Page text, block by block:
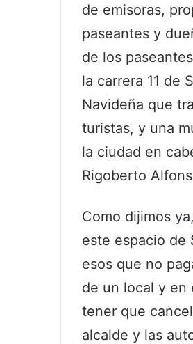
de emisoras,
paseantes y
de los
la carrera 11 de
Navideña que
turistas, y una
la ciudad en
Rigoberto
Como dijimos
este espacio de
esos que no
de un local y en
tener que
alcalde y las